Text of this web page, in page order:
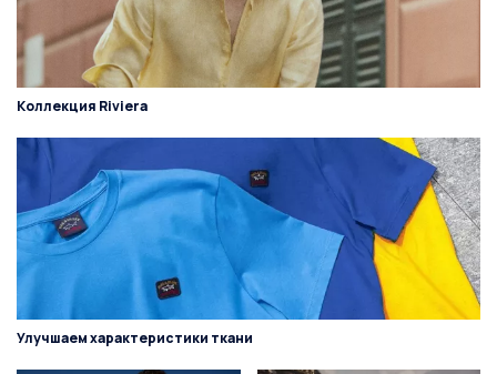
Коллекция Riviera
Улучшаем характеристики ткани